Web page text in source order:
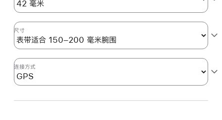
尺寸
连接方式